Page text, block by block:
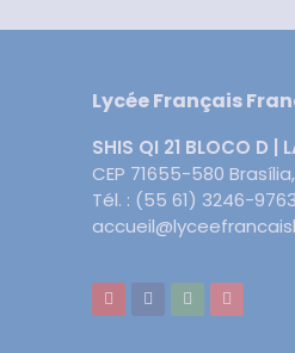
Lycée Français
SHIS QI 21 BLOCO D |
CEP 71655-580 Brasília,
Tél. : (55 61) 3246-9763